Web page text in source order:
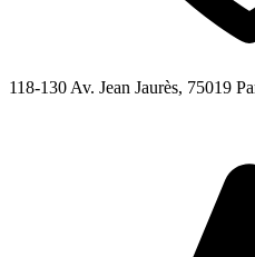
118-130 Av. Jean Jaurès, 75019